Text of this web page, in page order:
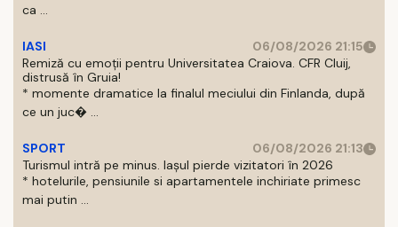
ca ...
IASI
06/08/2026 21:15
Remiză cu emoții pentru Universitatea Craiova. CFR Cluij,
distrusă în Gruia!
* momente dramatice la finalul meciului din Finlanda, după
ce un juc� ...
SPORT
06/08/2026 21:13
Turismul intră pe minus. Iașul pierde vizitatori în 2026
* hotelurile, pensiunile si apartamentele inchiriate primesc
mai putin ...